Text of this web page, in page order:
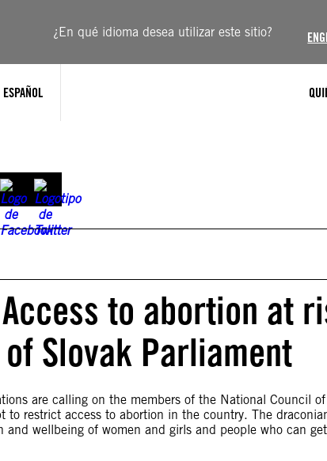
¿En qué idioma desea utilizar este sitio?
ESPAÑOL
to abortion at
Slovak Parliament
are calling on the members of the National Council
to restrict access to abortion in the country. The
and wellbeing of women and girls and people who can